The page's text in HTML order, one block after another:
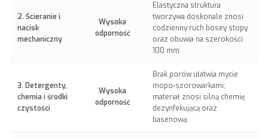
2. Ścieranie i
nacisk
mechaniczny
Wysoka
odporność
Elastyczna struktura
tworzywa doskonale znosi
codzienny ruch bosey stopy
oraz obuwia na szerokości
100 mm.
3. Detergenty,
chemia i środki
czystości
Wysoka
odporność
Brak porów ułatwia mycie
mopo-szorowarkami;
materiał znosi silną chemię
dezynfekującą oraz
basenową.